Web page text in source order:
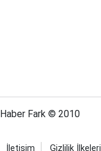
Haber Fark © 2010
İletişim Gizlilik İlkeleri